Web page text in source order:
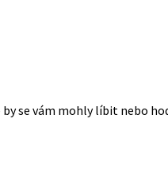
se vám mohly líbit nebo